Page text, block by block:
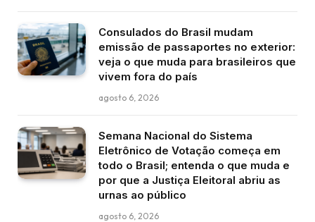
Consulados do Brasil mudam
emissão de passaportes no exterior:
veja o que muda para brasileiros que
vivem fora do país
agosto 6, 2026
Semana Nacional do Sistema
Eletrônico de Votação começa em
todo o Brasil; entenda o que muda e
por que a Justiça Eleitoral abriu as
urnas ao público
agosto 6, 2026